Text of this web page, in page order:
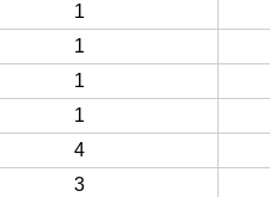
1
1
1
1
4
3